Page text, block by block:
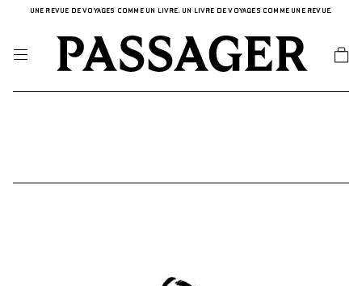
UNE REVUE DE VOYAGES COMME UN LIVRE. UN LIVRE DE VOYAGES COMME UNE REVUE.